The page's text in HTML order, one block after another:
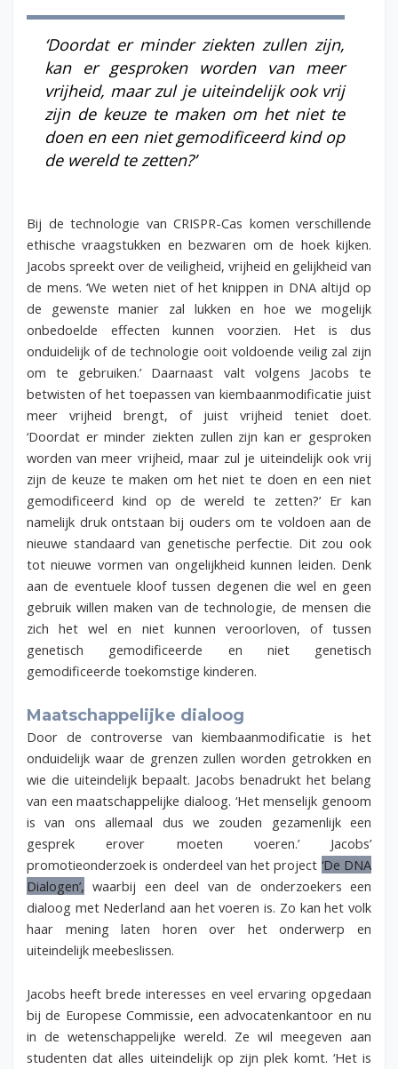
‘Doordat er minder ziekten zullen zijn,
kan er gesproken worden van meer
vrijheid, maar zul je uiteindelijk ook vrij
zijn de keuze te maken om het niet te
doen en een niet gemodificeerd kind op
de wereld te zetten?’
Bij de technologie van CRISPR-Cas komen verschillende
ethische vraagstukken en bezwaren om de hoek kijken.
Jacobs spreekt over de veiligheid, vrijheid en gelijkheid van
de mens. ‘We weten niet of het knippen in DNA altijd op
de gewenste manier zal lukken en hoe we mogelijk
onbedoelde effecten kunnen voorzien. Het is dus
onduidelijk of de technologie ooit voldoende veilig zal zijn
om te gebruiken.’ Daarnaast valt volgens Jacobs te
betwisten of het toepassen van kiembaanmodificatie juist
meer vrijheid brengt, of juist vrijheid teniet doet.
‘Doordat er minder ziekten zullen zijn kan er gesproken
worden van meer vrijheid, maar zul je uiteindelijk ook vrij
zijn de keuze te maken om het niet te doen en een niet
gemodificeerd kind op de wereld te zetten?’ Er kan
namelijk druk ontstaan bij ouders om te voldoen aan de
nieuwe standaard van genetische perfectie. Dit zou ook
tot nieuwe vormen van ongelijkheid kunnen leiden. Denk
aan de eventuele kloof tussen degenen die wel en geen
gebruik willen maken van de technologie, de mensen die
zich het wel en niet kunnen veroorloven, of tussen
genetisch gemodificeerde en niet genetisch
gemodificeerde toekomstige kinderen.
Maatschappelijke dialoog
Door de controverse van kiembaanmodificatie is het
onduidelijk waar de grenzen zullen worden getrokken en
wie die uiteindelijk bepaalt. Jacobs benadrukt het belang
van een maatschappelijke dialoog. ‘Het menselijk genoom
is van ons allemaal dus we zouden gezamenlijk een
gesprek erover moeten voeren.’ Jacobs’
promotieonderzoek is onderdeel van het project ‘De DNA
Dialogen’, waarbij een deel van de onderzoekers een
dialoog met Nederland aan het voeren is. Zo kan het volk
haar mening laten horen over het onderwerp en
uiteindelijk meebeslissen.
Jacobs heeft brede interesses en veel ervaring opgedaan
bij de Europese Commissie, een advocatenkantoor en nu
in de wetenschappelijke wereld. Ze wil meegeven aan
studenten dat alles uiteindelijk op zijn plek komt. ‘Het is